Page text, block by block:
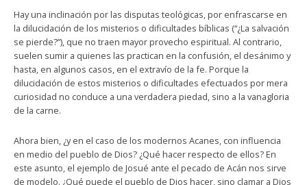
Hay una inclinación por las disputas teológicas, por enfrascarse en
la dilucidación de los misterios o dificultades bíblicas (“¿La salvación
se pierde?”), que no traen mayor provecho espiritual. Al contrario,
suelen sumir a quienes las practican en la confusión, el desánimo y
hasta, en algunos casos, en el extravío de la fe. Porque la
dilucidación de estos misterios o dificultades efectuados por mera
curiosidad no conduce a una verdadera piedad, sino a la vanagloria
de la carne.
Ahora bien, ¿y en el caso de los modernos Acanes, con influencia
en medio del pueblo de Dios? ¿Qué hacer respecto de ellos? En
este asunto, el ejemplo de Josué ante el pecado de Acán nos sirve
de modelo. ¿Qué puede el pueblo de Dios hacer, sino clamar a Dios